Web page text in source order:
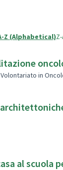
Z (Alphabetical)
in
al scuola